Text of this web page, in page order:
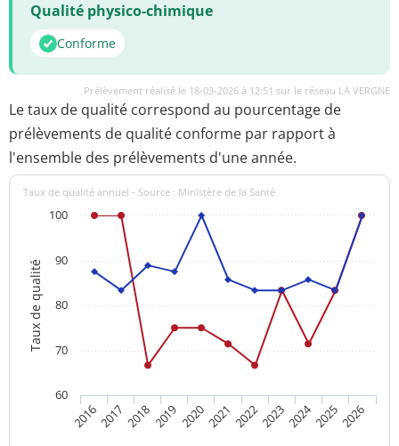
Qualité physico-chimique
Conforme
Prélèvement réalisé le 18-03-2026 à 12:51 sur le réseau LA VERGNE
Le taux de qualité correspond au pourcentage de
prélèvements de qualité conforme par rapport à
l'ensemble des prélèvements d'une année.
Taux de qualité
Taux de qualité annuel - Source : Ministère de la Santé
20162017 201820192020202120222023202420252026
60
70
80
90
100